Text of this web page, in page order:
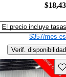
El precio incluye tasas
$357/mes
Verif. disponibilidad